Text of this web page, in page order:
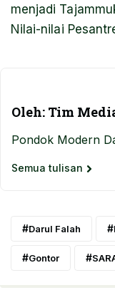
menjadi
Nilai-nilai
Oleh: Tim
Pondok Modern
Semua tulisan
Darul Falah
Gontor